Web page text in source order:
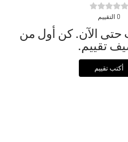
0 التقييم
حتى الآن. كن أول من
تقييم.
أكتب تقييم